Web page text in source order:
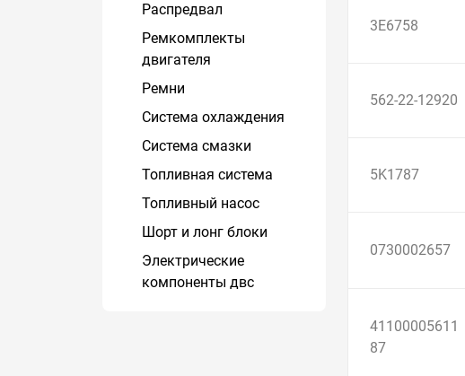
Распредвал
Ремкомплекты
двигателя
Ремни
Система охлаждения
Система смазки
Топливная система
Топливный насос
Шорт и лонг блоки
Электрические
компоненты двс
3E6758
562-22-12920
5K1787
0730002657
41100005611
87